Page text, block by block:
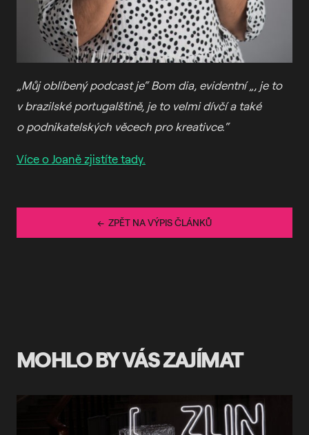
„Můj oblíbený podcast je“ Bom dia, evidentní „, je to
v brazilské portugalštině, je to velmi dívčí a také
o podnikatelských věcech pro kreativce.“
Více o Joaně zjistíte tady.
← ZPĚT NA VÝPIS ČLÁNKŮ
MOHLO BY VÁS ZAJÍMAT